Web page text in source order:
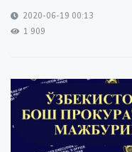
2020-06-19 00:13
1 909